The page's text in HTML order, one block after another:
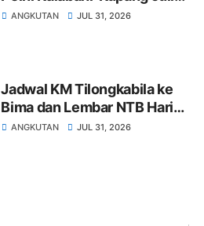
2026: KM Awu dan Wilis
ANGKUTAN JUL 31, 2026
Jadwal KM Tilongkabila ke
Bima dan Lembar NTB Hari
Ini 28 Juli - 13 Agustus 2026
ANGKUTAN JUL 31, 2026